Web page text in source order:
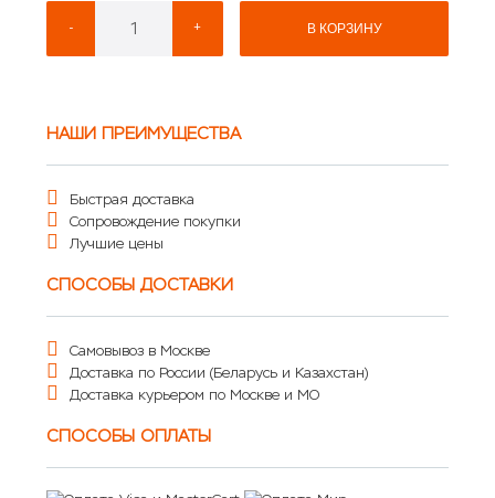
- + В КОРЗИНУ
НАШИ ПРЕИМУЩЕСТВА
Быстрая доставка
Сопровождение покупки
Лучшие цены
СПОСОБЫ ДОСТАВКИ
Самовывоз в Москве
Доставка по России (Беларусь и Казахстан)
Доставка курьером по Москве и МО
СПОСОБЫ ОПЛАТЫ